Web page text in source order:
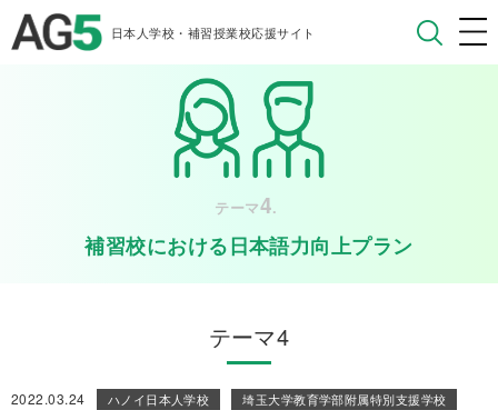
日本人学校・補習授業校応援サイト
テーマ4.
補習校における日本語力向上プラン
テーマ4
2022.03.24 ハノイ日本人学校 埼玉大学教育学部附属特別支援学校